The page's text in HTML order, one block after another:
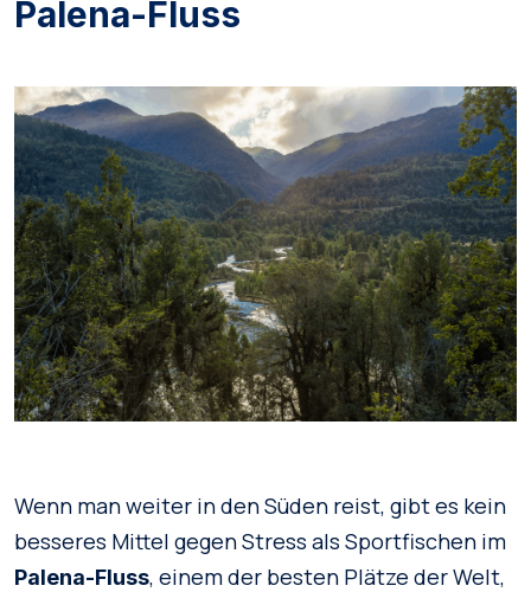
Palena-Fluss
Wenn man weiter in den Süden reist, gibt es kein
besseres Mittel gegen Stress als Sportfischen im
Palena-Fluss, einem der besten Plätze der Welt,